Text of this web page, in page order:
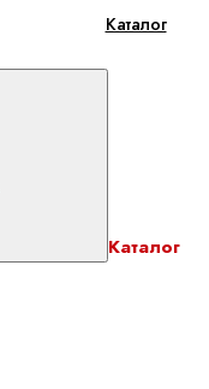
Каталог
Каталог